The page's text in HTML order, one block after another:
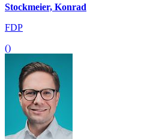
Stockmeier, Konrad
FDP
()